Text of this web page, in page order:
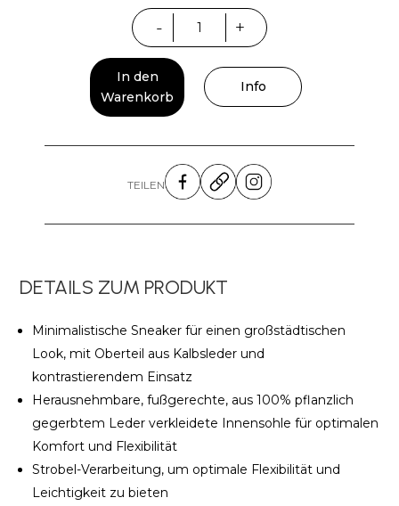
Nausicaa
(Copia)
(Copia)
(Copia)
Menge
- +
In den
Warenkorb
Info
TEILEN
DETAILS ZUM PRODUKT
Minimalistische Sneaker für einen großstädtischen
Look, mit Oberteil aus Kalbsleder und
kontrastierendem Einsatz
Herausnehmbare, fußgerechte, aus 100% pflanzlich
gegerbtem Leder verkleidete Innensohle für optimalen
Komfort und Flexibilität
Strobel-Verarbeitung, um optimale Flexibilität und
Leichtigkeit zu bieten